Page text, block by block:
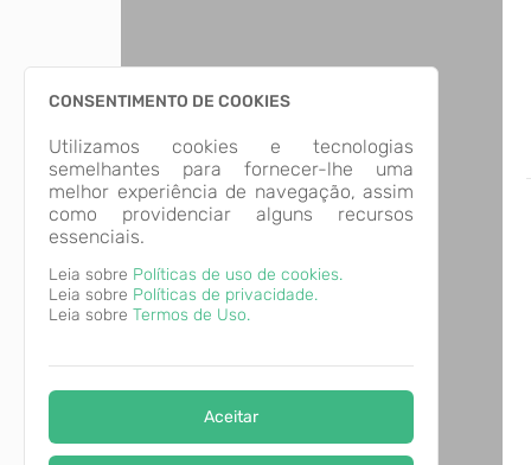
CONSENTIMENTO DE COOKIES
Utilizamos cookies e tecnologias
semelhantes para fornecer-lhe uma
melhor experiência de navegação, assim
como providenciar alguns recursos
essenciais.
Leia sobre Políticas de uso de cookies.
Leia sobre Políticas de privacidade.
Leia sobre Termos de Uso.
Aceitar